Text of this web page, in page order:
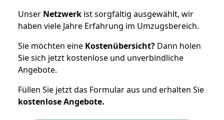
Unser Netzwerk ist sorgfältig ausgewählt, wir
haben viele Jahre Erfahrung im Umzugsbereich.
Sie möchten eine Kostenübersicht? Dann holen
Sie sich jetzt kostenlose und unverbindliche
Angebote.
Füllen Sie jetzt das Formular aus und erhalten Sie
kostenloseAngebote.